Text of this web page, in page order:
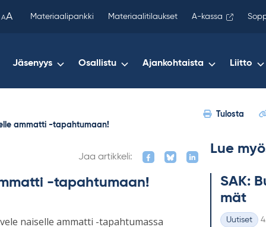
AA Materiaalipankki Materiaalitilaukset A-kassa
Jäsenyys Osallistu Ajankohtaista Liitto
ammatti -tapahtumaan!
Tulosta
Jaa artikkeli:
-tapahtumaan!
naiselle ammatti -tapahtumassa
Lue
SAK:
mät
Uutiset
copied
your
clipboard.)